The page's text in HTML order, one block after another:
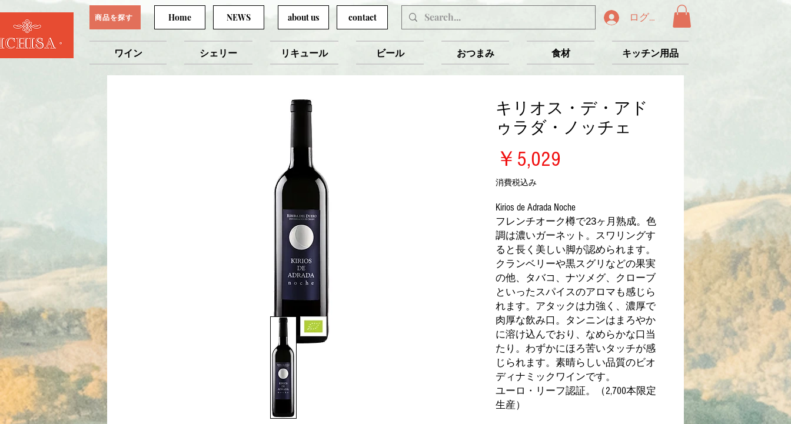
商品を探す Home NEWS about us contact ログイン
ワイン シェリー リキュール ビール おつまみ 食材 キッチン用品
キリオス・デ・アド
ゥラダ・ノッチェ
￥5,029
消費税込み
Kirios de Adrada Noche
フレンチオーク樽で23ヶ月熟成。色
調は濃いガーネット。スワリングす
ると長く美しい脚が認められます。
クランベリーや黒スグリなどの果実
の他、タバコ、ナツメグ、クローブ
といったスパイスのアロマも感じら
れます。アタックは力強く、濃厚で
肉厚な飲み口。タンニンはまろやか
に溶け込んでおり、なめらかな口当
たり。わずかにほろ苦いタッチが感
じられます。素晴らしい品質のビオ
ディナミックワインです。
ユーロ・リーフ認証。（2,700本限定
生産）